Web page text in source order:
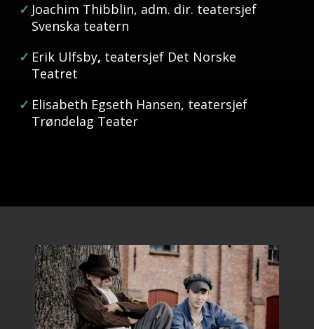
Joachim Thibblin, adm. dir. teatersjef
Svenska teatern
Erik Ulfsby, teatersjef Det Norske
Teatret
Elisabeth Egseth Hansen, teatersjef
Trøndelag Teater